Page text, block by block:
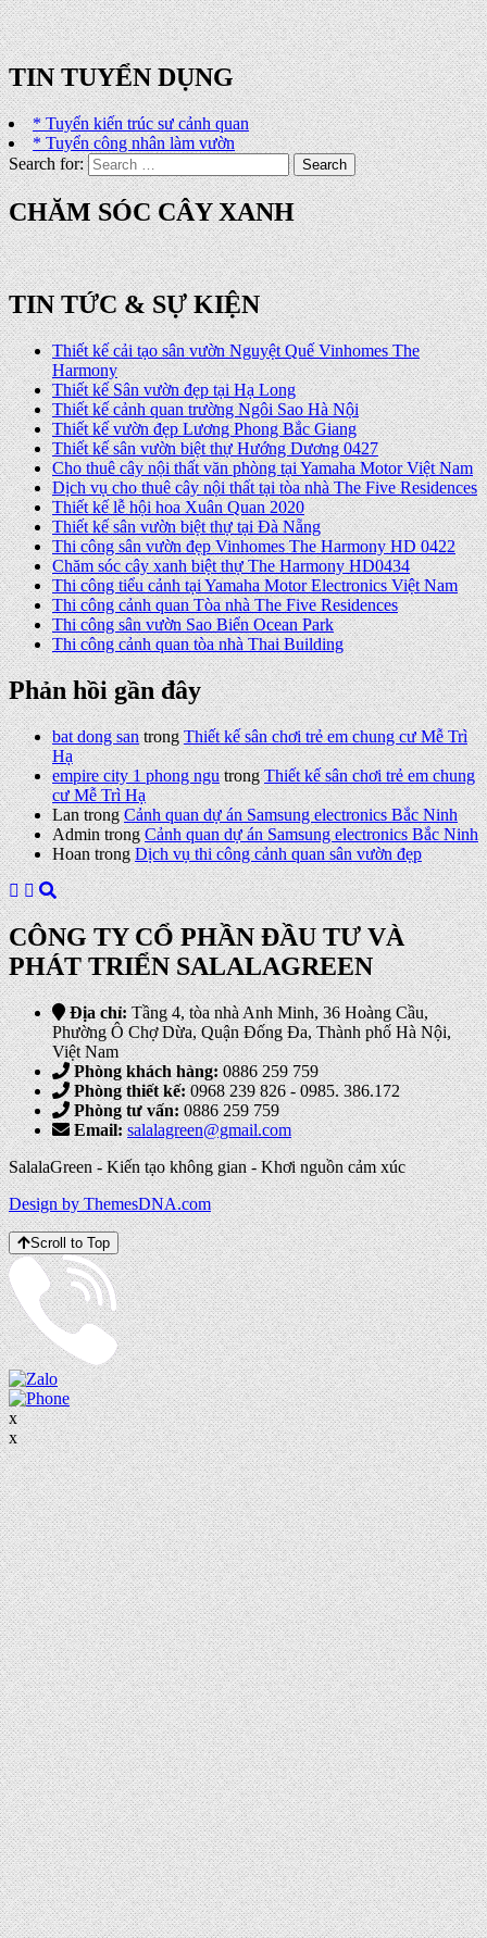
TIN TUYỂN DỤNG
* Tuyển kiến trúc sư cảnh quan
* Tuyển công nhân làm vườn
Search for:
CHĂM SÓC CÂY XANH
TIN TỨC & SỰ KIỆN
Thiết kế cải tạo sân vườn Nguyệt Quế Vinhomes The
Harmony
Thiết kế Sân vườn đẹp tại Hạ Long
Thiết kế cảnh quan trường Ngôi Sao Hà Nội
Thiết kế vườn đẹp Lương Phong Bắc Giang
Thiết kế sân vườn biệt thự Hướng Dương 0427
Cho thuê cây nội thất văn phòng tại Yamaha Motor Việt Nam
Dịch vụ cho thuê cây nội thất tại tòa nhà The Five Residences
Thiết kế lễ hội hoa Xuân Quan 2020
Thiết kế sân vườn biệt thự tại Đà Nẵng
Thi công sân vườn đẹp Vinhomes The Harmony HD 0422
Chăm sóc cây xanh biệt thự The Harmony HD0434
Thi công tiểu cảnh tại Yamaha Motor Electronics Việt Nam
Thi công cảnh quan Tòa nhà The Five Residences
Thi công sân vườn Sao Biển Ocean Park
Thi công cảnh quan tòa nhà Thai Building
Phản hồi gần đây
bat dong santrongThiết kế sân chơi trẻ em chung cư Mễ Trì
Hạ
empire city 1 phong ngutrongThiết kế sân chơi trẻ em chung
cư Mễ Trì Hạ
LantrongCảnh quan dự án Samsung electronics Bắc Ninh
AdmintrongCảnh quan dự án Samsung electronics Bắc Ninh
HoantrongDịch vụ thi công cảnh quan sân vườn đẹp
CÔNG TY CỔ PHẦN ĐẦU TƯ VÀ
PHÁT TRIỂN SALALAGREEN
Địa chỉ: Tầng 4, tòa nhà Anh Minh, 36 Hoàng Cầu,
Phường Ô Chợ Dừa, Quận Đống Đa, Thành phố Hà Nội,
Việt Nam
Phòng khách hàng: 0886 259 759
Phòng thiết kế: 0968 239 826 - 0985. 386.172
Phòng tư vấn: 0886 259 759
Email: salalagreen@gmail.com
SalalaGreen - Kiến tạo không gian - Khơi nguồn cảm xúc
Design by ThemesDNA.com
Scroll to Top
x
x